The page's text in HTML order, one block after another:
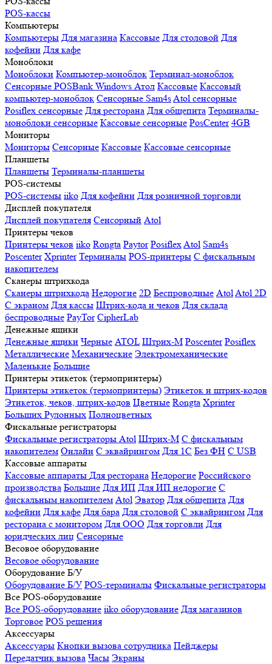
POS-кассы
Компьютеры
Компьютеры Для магазина Кассовые Для столовой Для
кофейни Для кафе
Моноблоки
Моноблоки Компьютер-моноблок Терминал-моноблок
Сенсорные POSBank Windows Атол Кассовые Кассовый
компьютер-моноблок Сенсорные Sam4sAtol сенсорные
Posiflex сенсорные Для ресторана Для общепита Терминалы-
моноблоки сенсорные Кассовые сенсорные PosCenter 4GB
Мониторы
Мониторы Сенсорные Кассовые Кассовые сенсорные
Планшеты
Планшеты Терминалы-планшеты
POS-системы
POS-системы iiko Для кофейни Для розничной торговли
Дисплей покупателя
Дисплей покупателя Сенсорный Atol
Принтеры чеков
Принтеры чеков iiko Rongta Paytor PosiflexAtol Sam4s
Poscenter Xprinter Терминалы POS-принтеры С фискальным
накопителем
Сканеры штрихкода
Сканеры штрихкода Недорогие 2D Беспроводные AtolAtol 2D
С экраном Для кассы Штрих-кода и чеков Для склада
беспроводные PayTor CipherLab
Денежные ящики
Денежные ящики Черные ATOL Штрих-М Poscenter Posiflex
Металлические Механические Электромеханические
Маленькие Большие
Принтеры этикеток (термопринтеры)
Принтеры этикеток (термопринтеры) Этикеток и штрих-кодов
Этикеток, чеков, штрих-кодов Цветные Rongta Xprinter
Больших Рулонных Полноцветных
Фискальные регистраторы
Фискальные регистраторы Atol Штрих-М С фискальным
накопителем Онлайн С эквайрингом Для 1С Без ФН С USB
Кассовые аппараты
Кассовые аппараты Для ресторана Недорогие Российского
производства Большие Для ИП Для ИП недорогие С
фискальным накопителем Atol Эватор Для общепита Для
кофейни Для кафе Для бара Для столовой С эквайрингом Для
ресторана с монитором Для ООО Для торговли Для
юридческих лиц Сенсорные
Весовое оборудование
Весовое оборудование
Оборудование Б/У
Оборудование Б/У POS-терминалы Фискальные регистраторы
Все POS-оборудование
Все POS-оборудование iiko оборудование Для магазинов
Торговое POS решения
Аксессуары
Аксессуары Кнопки вызова сотрудника Пейджеры
Передатчик вызова Часы Экраны